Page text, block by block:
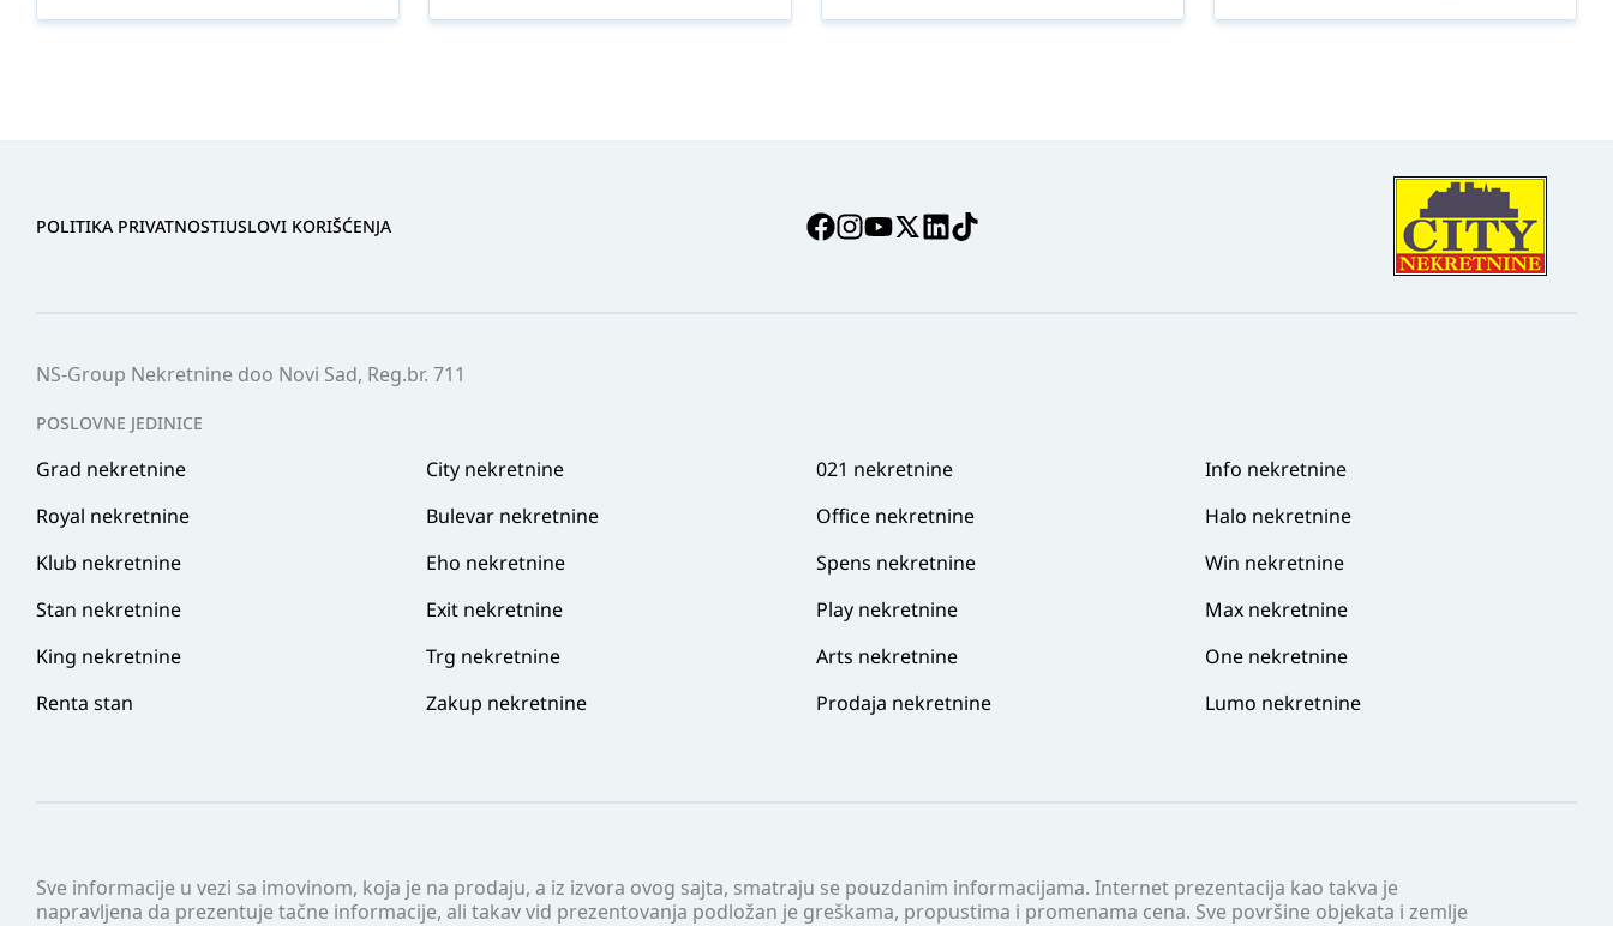
POLITIKA PRIVATNOSTIUSLOVI KORIŠĆENJA
Sve informacije u vezi sa imovinom, koja je na prodaju, a iz izvora ovog sajta, smatraju se pouzdanim informacijama. Internet prezentacija kao takva je
napravljena da prezentuje tačne informacije, ali takav vid prezentovanja podložan je greškama, propustima i promenama cena. Sve površine objekata i zemlje
NS-Group Nekretnine doo Novi Sad, Reg.br. 711
POSLOVNE JEDINICE
Grad nekretnine City nekretnine 021 nekretnine
Info nekretnine
Royal nekretnine
Bulevar nekretnine Office nekretnine
Halo nekretnine
Klub nekretnine
Eho nekretnine Spens nekretnine
Win nekretnine
Stan nekretnine
Exit nekretnine Play nekretnine
Max nekretnine
King nekretnine
Trg nekretnine Arts nekretnine
One nekretnine
Renta stan
Zakup nekretnine Prodaja nekretnine Lumo nekretnine